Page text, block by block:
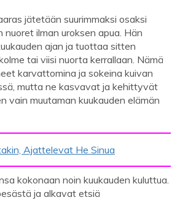
jätetään suurimmaksi osaksi
ilman uroksen apua. Hän
ajan ja tuottaa sitten
tai viisi nuorta kerrallaan. Nämä
karvattomina ja sokeina kuivan
mutta ne kasvavat ja kehittyvät
vain muutaman kuukauden elämän
Ajattelevat He Sinua
kokonaan noin kuukauden kuluttua.
ja alkavat etsiä